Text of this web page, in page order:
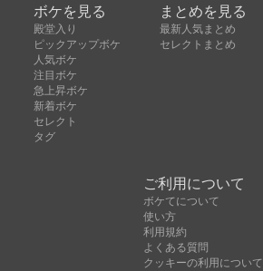
ボケを見る
殿堂入り
ピックアップボケ
人気ボケ
注目ボケ
急上昇ボケ
新着ボケ
セレクト
タグ
まとめを見る
最新人気まとめ
セレクトまとめ
ご利用について
ボケてについて
使い方
利用規約
よくある質問
クッキーの利用について